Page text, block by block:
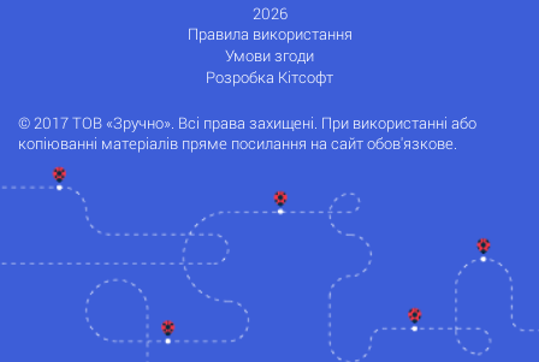
2026
Правила використання
Умови згоди
Розробка Кітсофт
© 2017 ТОВ «Зручно». Всі права захищені. При використанні або
копіюванні матеріалів пряме посилання на сайт обов'язкове.